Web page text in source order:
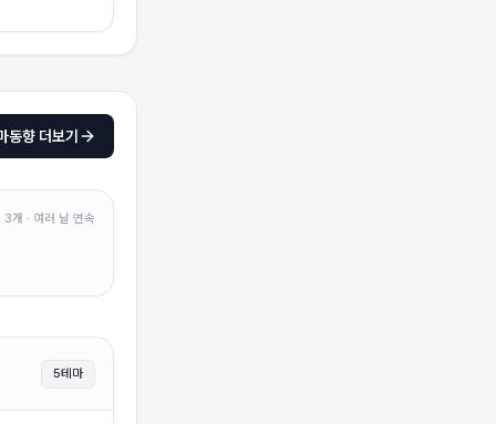
동향 더보기
3개 · 여러 날 연속
5테마